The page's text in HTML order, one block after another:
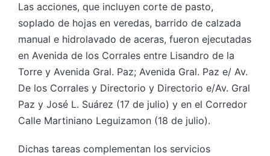
Las acciones, que incluyen corte de pasto,
soplado de hojas en veredas, barrido de calzada
manual e hidrolavado de aceras, fueron ejecutadas
en Avenida de los Corrales entre Lisandro de la
Torre y Avenida Gral. Paz; Avenida Gral. Paz e/ Av.
De los Corrales y Directorio y Directorio e/Av. Gral
Paz y José L. Suárez (17 de julio) y en el Corredor
Calle Martiniano Leguizamon (18 de julio).
Dichas tareas complementan los servicios